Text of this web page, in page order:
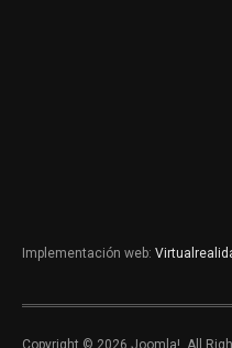
Implementación web:
Copyright © 2026 Joomla!. All